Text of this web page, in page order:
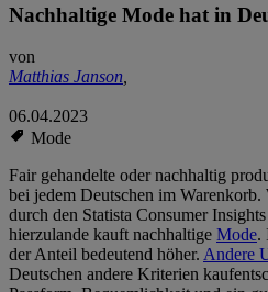
Nachhaltige Mode hat in
von
Matthias Janson,
06.04.2023
Mode
Fair gehandelte oder nachhaltig
bei jedem Deutschen im
durch den Statista Consumer
hierzulande kauft nachhaltige Mode.
der Anteil bedeutend höher. Andere
Deutschen andere Kriterien